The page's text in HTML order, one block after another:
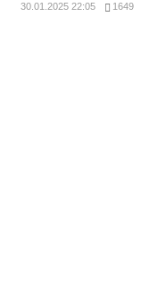
30.01.2025 22:05 1649